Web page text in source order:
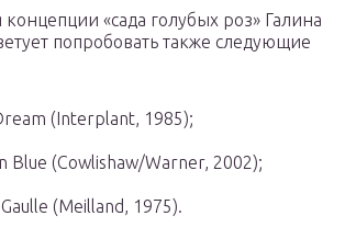
«сада голубых роз» Галина
попробовать также следующие
(Interplant, 1985);
Blue (Cowlishaw/Warner, 2002);
(Meilland, 1975).